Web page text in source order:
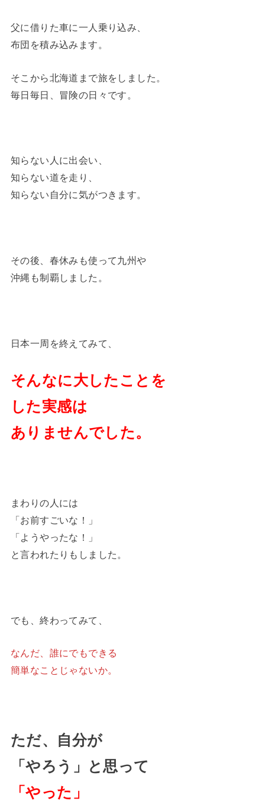
父に借りた車に一人乗り込み、
布団を積み込みます。
そこから北海道まで旅をしました。
毎日毎日、冒険の日々です。
知らない人に出会い、
知らない道を走り、
知らない自分に気がつきます。
その後、春休みも使って九州や
沖縄も制覇しました。
日本一周を終えてみて、
そんなに大したことを
した実感は
ありませんでした。
まわりの人には
「お前すごいな！」
「ようやったな！」
と言われたりもしました。
でも、終わってみて、
なんだ、誰にでもできる
簡単なことじゃないか。
ただ、自分が
「やろう」と思って
「やった」